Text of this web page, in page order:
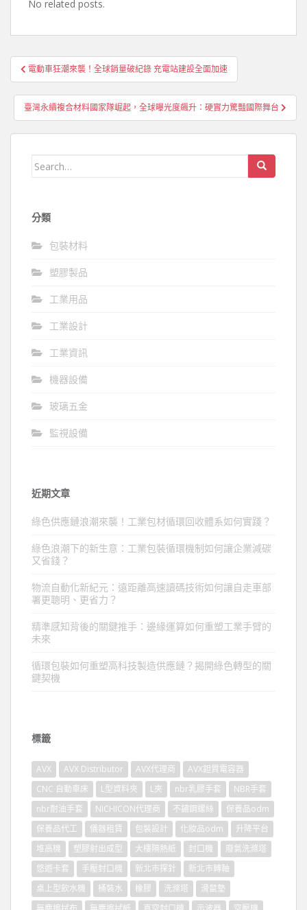
No related posts.
文
章
導
覽
電動車狂潮來襲！全球銷量破紀錄 充電站建設全面加速
臺灣永續複合材料國家隊崛起，全球曝光度飆升：硬實力驚豔國際舞台
Search
分類
包裝材料
塑膠製品
工業用品
工業設計
工業資訊
機器設備
玻璃五金
監視設備
近期文章
綠色供應鏈浪潮來襲！工業包材循環回收體系如何實踐？
綠色浪潮下的新生意：工業包裝循環機制如何讓企業減碳
又省錢？
物流自動化新紀元：遠距離高速讀碼技術如何讓自走車部
署更聰明、更省力？
精準感知背後的關鍵推手：邊緣運算如何重塑工業手臂的
未來
循環包裝如何重塑高科技製造供應鏈？揭開綠色轉型的關
鍵契機
標籤
AVX AVX Distributor AVX代理商
AVX鉭質電容器
CNC 自動車床
L型資料夾 L夾 nbr乳膠手套
NBR手套
nbr耐油手套
NICHICON代理商 不鏽鋼螺絲
保養品odm
保養品代工
儀器租賃 包裝設計 化妝品odm
升降平台
堆高機
塑膠射出成型 大樓隔熱紙 封口機
廢氣洗滌塔
悠遊卡套
手壓封口機 新北市探針
新北市轉軸
桌上型飲水機
桶裝水 橡膠 洗滌塔
滑鼠墊